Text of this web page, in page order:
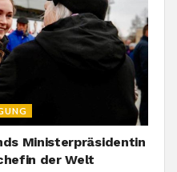
Ministerpräsidentin
der Welt